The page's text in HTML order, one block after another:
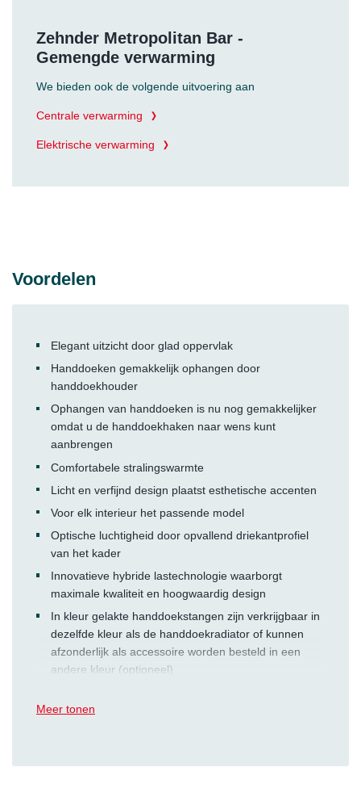
Zehnder Metropolitan Bar -
Gemengde verwarming
We bieden ook de volgende uitvoering aan
Centrale verwarming
Elektrische verwarming
Voordelen
Elegant uitzicht door glad oppervlak
Handdoeken gemakkelijk ophangen door
handdoekhouder
Ophangen van handdoeken is nu nog gemakkelijker
omdat u de handdoekhaken naar wens kunt
aanbrengen
Comfortabele stralingswarmte
Licht en verfijnd design plaatst esthetische accenten
Voor elk interieur het passende model
Optische luchtigheid door opvallend driekantprofiel
van het kader
Innovatieve hybride lastechnologie waarborgt
maximale kwaliteit en hoogwaardig design
In kleur gelakte handdoekstangen zijn verkrijgbaar in
dezelfde kleur als de handdoekradiator of kunnen
afzonderlijk als accessoire worden besteld in een
andere kleur (optioneel)
Meer tonen